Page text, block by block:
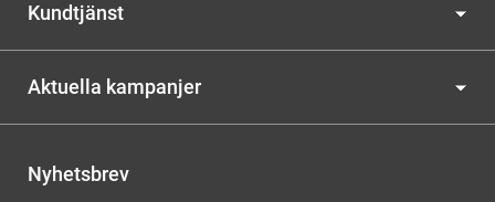
Kundtjänst
Aktuella kampanjer
Nyhetsbrev